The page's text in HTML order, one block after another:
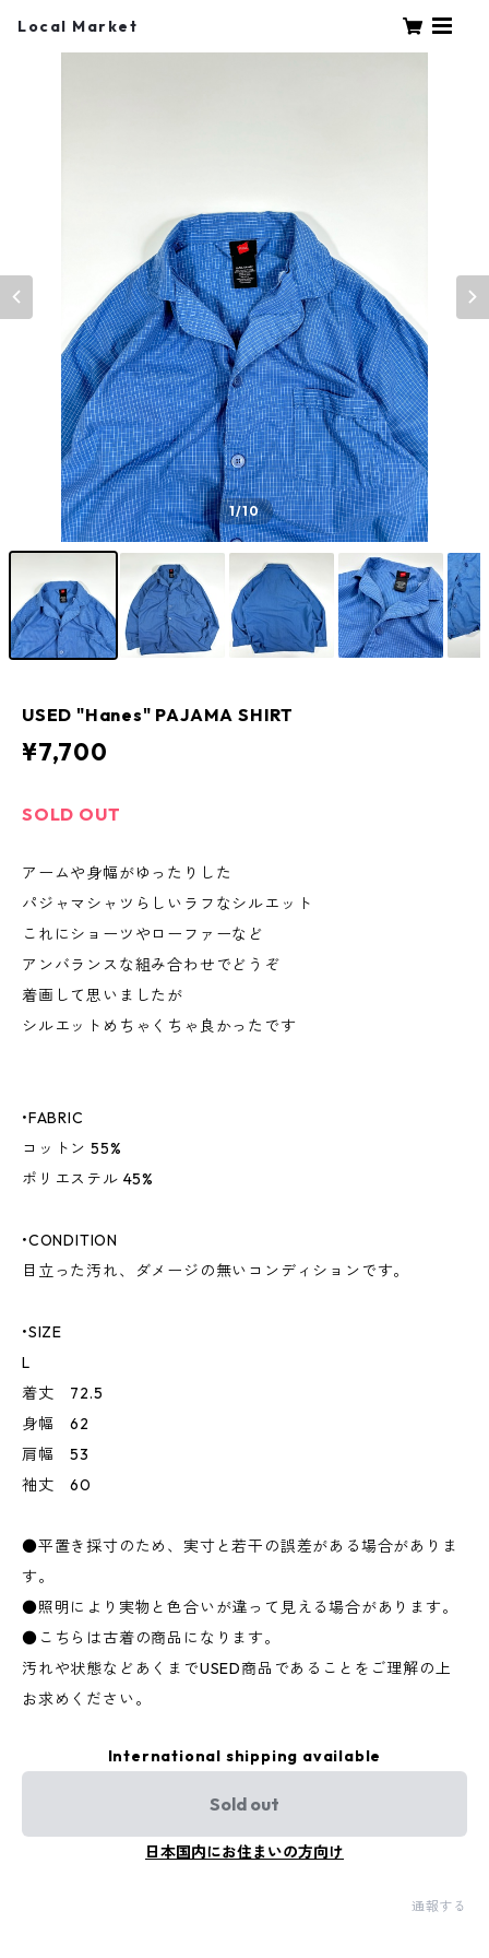
Local Market
1/10
USED "Hanes" PAJAMA SHIRT
¥7,700
SOLD OUT
アームや身幅がゆったりした
パジャマシャツらしいラフなシルエット
これにショーツやローファーなど
アンバランスな組み合わせでどうぞ
着画して思いましたが
シルエットめちゃくちゃ良かったです
•FABRIC
コットン 55%
ポリエステル 45%
•CONDITION
目立った汚れ、ダメージの無いコンディションです。
•SIZE
L
着丈 72.5
身幅 62
肩幅 53
袖丈 60
●平置き採寸のため、実寸と若干の誤差がある場合がありま
す。
●照明により実物と色合いが違って見える場合があります。
●こちらは古着の商品になります。
汚れや状態などあくまでUSED商品であることをご理解の上
お求めください。
International shipping available
Sold out
日本国内にお住まいの方向け
通報する